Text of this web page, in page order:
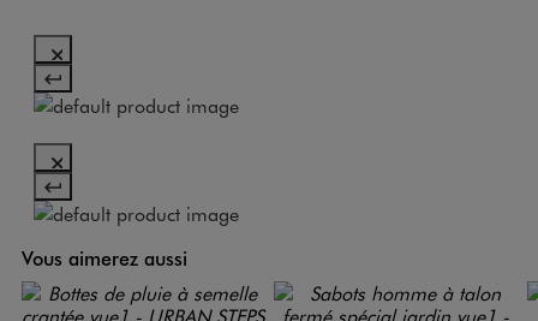
Vous aimerez aussi